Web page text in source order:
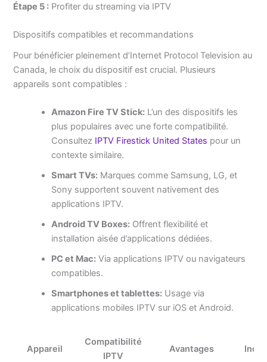
Étape 5 : Profiter du streaming via IPTV
Dispositifs compatibles et recommandations
Pour bénéficier pleinement d’Internet Protocol Television au
Canada, le choix du dispositif est crucial. Plusieurs
appareils sont compatibles :
Amazon Fire TV Stick: L’un des dispositifs les
plus populaires avec une forte compatibilité.
Consultez IPTV Firestick United States pour un
contexte similaire.
Smart TVs: Marques comme Samsung, LG, et
Sony supportent souvent nativement des
applications IPTV.
Android TV Boxes: Offrent flexibilité et
installation aisée d’applications dédiées.
PC et Mac: Via applications IPTV ou navigateurs
compatibles.
Smartphones et tablettes: Usage via
applications mobiles IPTV sur iOS et Android.
Appareil
Compatibilité
IPTV
Avantages